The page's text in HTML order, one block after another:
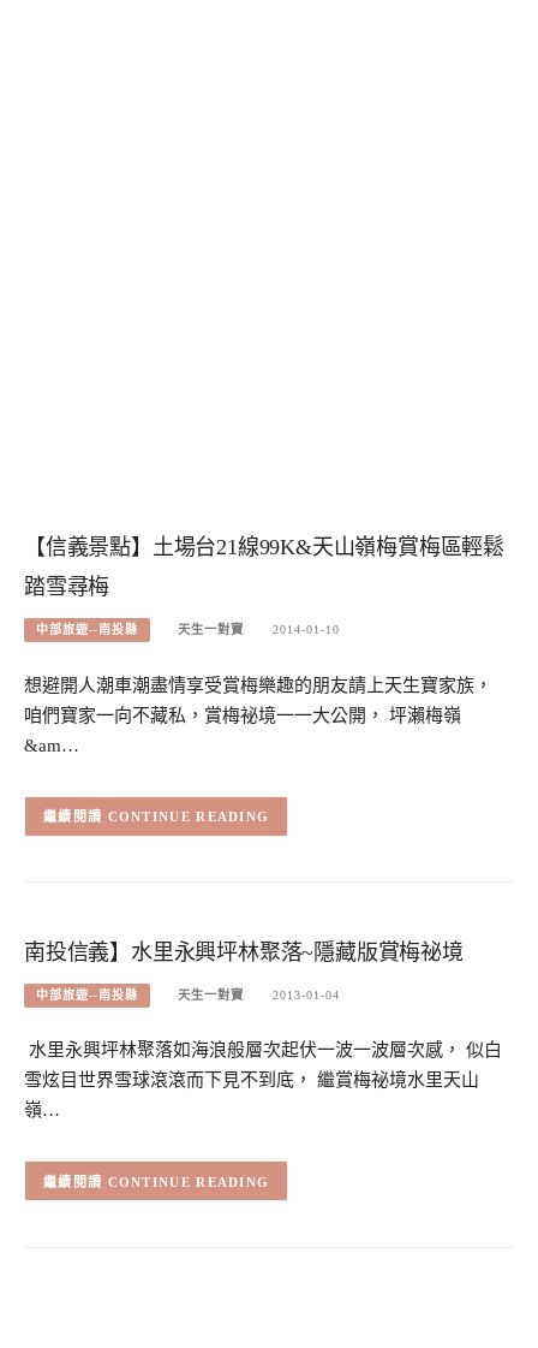
【信義景點】土場台21線99K&天山嶺梅賞梅區輕鬆
踏雪尋梅
中部旅遊--南投縣 天生一對寶 2014-01-10
想避開人潮車潮盡情享受賞梅樂趣的朋友請上天生寶家族，
咱們寶家一向不藏私，賞梅祕境一一大公開， 坪瀨梅嶺
&am…
CONTINUE READING
南投信義】水里永興坪林聚落~隱藏版賞梅祕境
中部旅遊--南投縣 天生一對寶 2013-01-04
水里永興坪林聚落如海浪般層次起伏一波一波層次感， 似白
雪炫目世界雪球滾滾而下見不到底， 繼賞梅祕境水里天山
嶺…
CONTINUE READING